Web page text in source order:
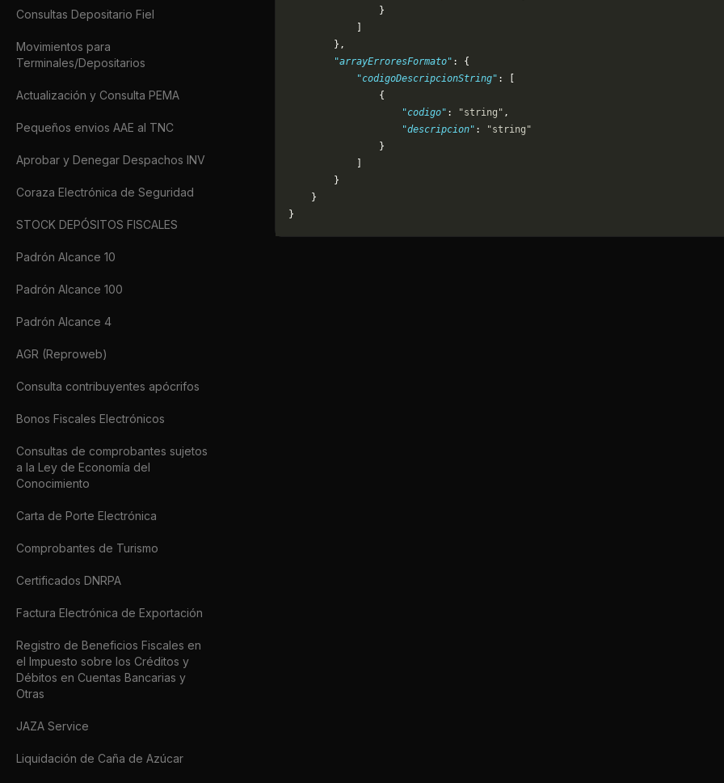
Consultas Depositario Fiel
Movimientos para
Terminales/Depositarios
Actualización y Consulta PEMA
Pequeños envios AAE al TNC
Aprobar y Denegar Despachos INV
Coraza Electrónica de Seguridad
STOCK DEPÓSITOS FISCALES
Padrón Alcance 10
Padrón Alcance 100
Padrón Alcance 4
AGR (Reproweb)
Consulta contribuyentes apócrifos
Bonos Fiscales Electrónicos
Consultas de comprobantes sujetos
a la Ley de Economía del
Conocimiento
Carta de Porte Electrónica
Comprobantes de Turismo
Certificados DNRPA
Factura Electrónica de Exportación
Registro de Beneficios Fiscales en
el Impuesto sobre los Créditos y
Débitos en Cuentas Bancarias y
Otras
JAZA Service
Liquidación de Caña de Azúcar
                }
        },
        "arrayErroresFormato"
: {
            "codigoDescripcionString"
: [
                {
                    "codigo"
: "string" ,
                    "descripcion"
:
"string"
                }
        }
    }
}